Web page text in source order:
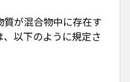
質が混合物中に存在す
以下のように規定さ